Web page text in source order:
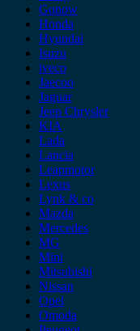
Gonow
Honda
Hyundai
Isuzu
iveco
Jaecoo
Jaguar
Jeep Chrysler
KIA
Lada
Lancia
Leapmotor
Lexus
Lynk & co
Mazda
Mercedes
MG
Mini
Mitsubishi
Nissan
Opel
Omoda